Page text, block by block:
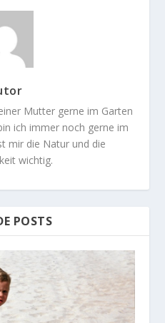
Mutter gerne im Garten
ich immer noch gerne im
mir die Natur und die
wichtig.
POSTS